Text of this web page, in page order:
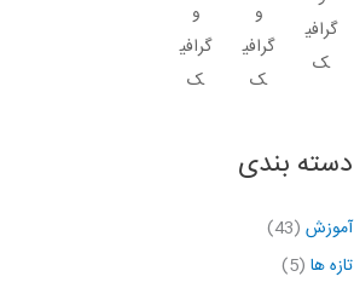
دسته بندی
آموزش (43)
تازه ها (5)